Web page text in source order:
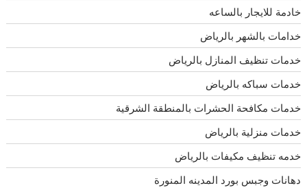
خادمة للايجار بالساعه
خدامات بالشهر بالرياض
خدمات تنظيف المنازل بالرياض
خدمات سباكه بالرياض
خدمات مكافحة الحشرات بالمنطقة الشرقية
خدمات منزلية بالرياض
خدمه تنظيف مكيفات بالرياض
دهانات وجبس بورد المدينه المنورة